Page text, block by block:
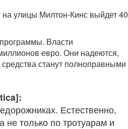
улицы Милтон-Кинс выйдет 40
Власти
евро. Они надеются,
станут полноправными
Естественно,
только по тротуарам и